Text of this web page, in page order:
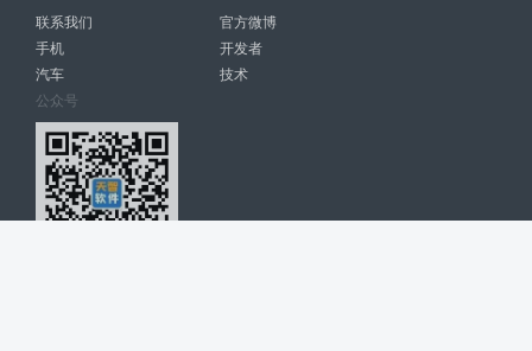
联系我们
官方微博
手机
开发者
汽车
技术
公众号